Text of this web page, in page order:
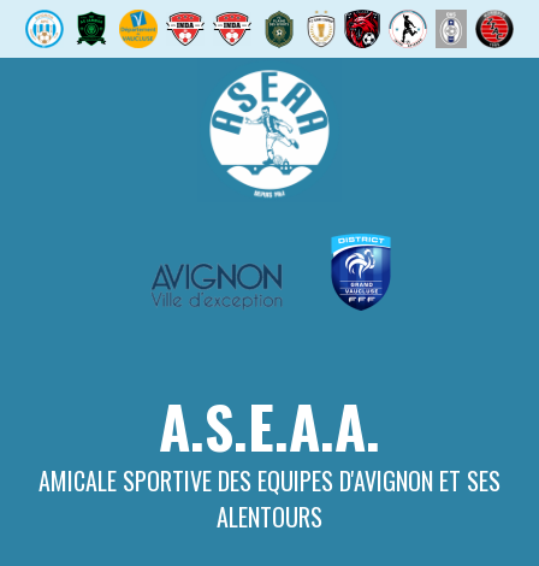
A.S.E.A.A.
AMICALE SPORTIVE DES EQUIPES D'AVIGNON ET SES
ALENTOURS